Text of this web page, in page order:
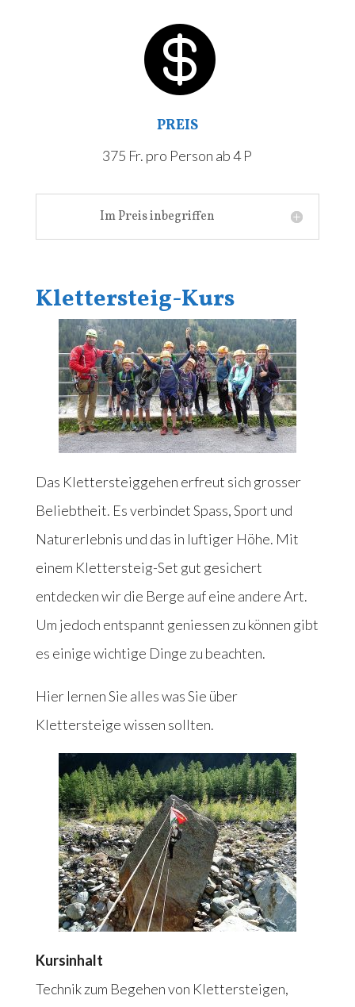

PREIS
375 Fr. pro Person ab 4 P
Im Preis inbegriffen
Klettersteig-Kurs
Das Klettersteiggehen erfreut sich grosser
Beliebtheit. Es verbindet Spass, Sport und
Naturerlebnis und das in luftiger Höhe. Mit
einem Klettersteig-Set gut gesichert
entdecken wir die Berge auf eine andere Art.
Um jedoch entspannt geniessen zu können gibt
es einige wichtige Dinge zu beachten.
Hier lernen Sie alles was Sie über
Klettersteige wissen sollten.
Kursinhalt
Technik zum Begehen von Klettersteigen,